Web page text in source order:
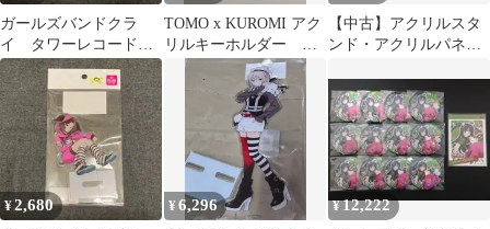
ガールズバンドクラ
イ タワーレコード
サンリオ ポストカー
ド リン
TOMO x KUROMI アク
リルキーホルダー ガ
ルクラ サンリオコラ
【中古】アクリルスタ
ンド・アクリルパネル
(コラボイラスト) アク
リルスタンド 「ガール
ズバンドクライ×サンリ
オキャラクターズ POP-
UP SHOP」
¥2,680 ¥6,296 ¥12,222